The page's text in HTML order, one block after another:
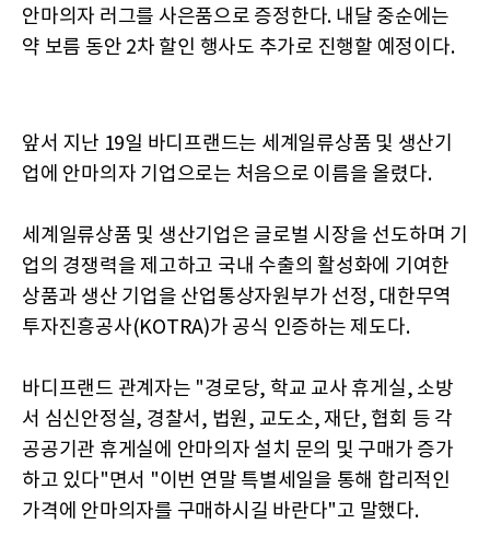
안마의자 러그를 사은품으로 증정한다. 내달 중순에는
약 보름 동안 2차 할인 행사도 추가로 진행할 예정이다.
앞서 지난 19일 바디프랜드는 세계일류상품 및 생산기
업에 안마의자 기업으로는 처음으로 이름을 올렸다.
세계일류상품 및 생산기업은 글로벌 시장을 선도하며 기
업의 경쟁력을 제고하고 국내 수출의 활성화에 기여한
상품과 생산 기업을 산업통상자원부가 선정, 대한무역
투자진흥공사(KOTRA)가 공식 인증하는 제도다.
바디프랜드 관계자는 "경로당, 학교 교사 휴게실, 소방
서 심신안정실, 경찰서, 법원, 교도소, 재단, 협회 등 각
공공기관 휴게실에 안마의자 설치 문의 및 구매가 증가
하고 있다"면서 "이번 연말 특별세일을 통해 합리적인
가격에 안마의자를 구매하시길 바란다"고 말했다.